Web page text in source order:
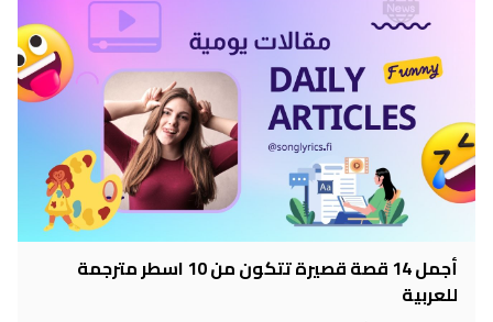
أجمل 14 قصة قصيرة تتكون من 10 اسطر مترجمة
للعربية